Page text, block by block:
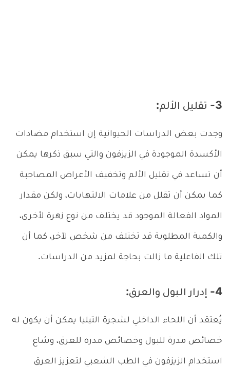
3- تقليل الألم:
وجدت بعض الدراسات الحيوانية إن استخدام مضادات
الأكسدة الموجودة في الزيزفون والتي سبق ذكرها يمكن
أن تساعد في تقليل الألم وتخفيف الأعراض المصاحبة
كما يمكن أن تقلل من علامات الالتهابات، ولكن مقدار
المواد الفعالة الموجود قد يختلف من نوع زهرة لأخرى،
والكمية المطلوبة قد تختلف من شخص لآخر، كما أن
تلك الفاعلية ما زالت بحاجة لمزيد من الدراسات.
4- إدرار البول والعرق:
يُعتقد أن اللحاء الداخلي لشجرة التيليا يمكن أن يكون له
خصائص مدرة للبول وخصائص مدرة للعرق، وشاع
استخدام الزيزفون في الطب الشعبي لتعزيز العرق